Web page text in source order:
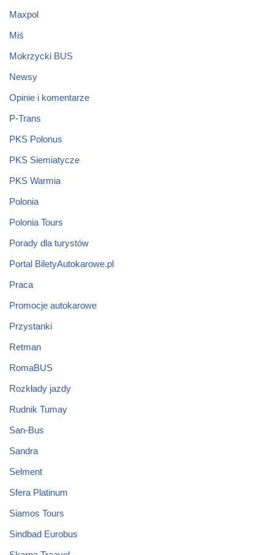
Maxpol
Miś
Mokrzycki BUS
Newsy
Opinie i komentarze
P-Trans
PKS Polonus
PKS Siemiatycze
PKS Warmia
Polonia
Polonia Tours
Porady dla turystów
Portal BiletyAutokarowe.pl
Praca
Promocje autokarowe
Przystanki
Retman
RomaBUS
Rozkłady jazdy
Rudnik Tumay
San-Bus
Sandra
Selment
Sfera Platinum
Siamos Tours
Sindbad Eurobus